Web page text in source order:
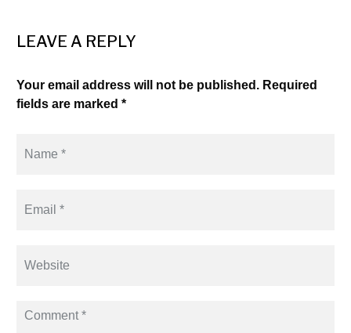
LEAVE A REPLY
Your email address will not be published. Required
fields are marked *